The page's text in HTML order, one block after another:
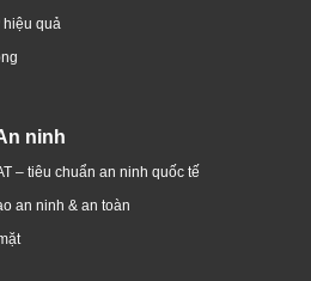
hiệu quả
ninh
– tiêu chuẩn an ninh quốc tế
an ninh & an toàn